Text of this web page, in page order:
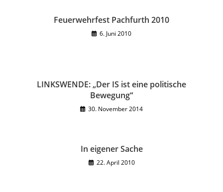
Feuerwehrfest Pachfurth 2010
6. Juni 2010
LINKSWENDE: „Der IS ist eine politische
Bewegung“
30. November 2014
In eigener Sache
22. April 2010